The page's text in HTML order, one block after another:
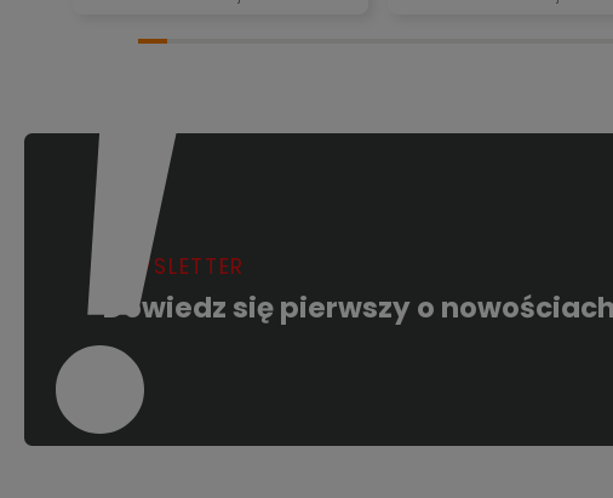
firma. 👍️🚀
NEWSLETTER
Dowiedz się pierwszy o